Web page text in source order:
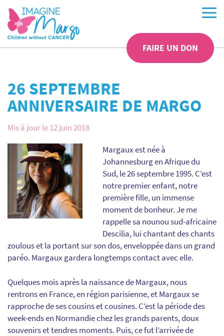
FAIRE UN DON
26 SEPTEMBRE
ANNIVERSAIRE DE MARGO
Mis à jour le 12 juin 2018
Margaux est née à
Johannesburg en Afrique du
Sud, le 26 septembre 1995. C’est
notre premier enfant, notre
première fille, un immense
moment de bonheur. Je me
rappelle sa nounou sud-africaine
Descilia, lui chantant des chants
zoulous et la portant sur son dos, enveloppée dans un grand
paréo. Margaux gardera longtemps contact avec elle.
Quelques mois après la naissance de Margaux, nous
rentrons en France, en région parisienne, et Margaux se
rapproche de ses cousins et cousines. C’est la période des
week-ends en Normandie chez les grands parents, doux
souvenirs et tendres moments. Puis, ce fut l’arrivée de